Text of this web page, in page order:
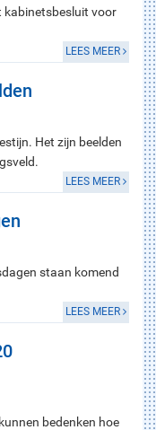
kabinetsbesluit voor
LEES MEER
Het zijn beelden
LEES MEER
staan komend
LEES MEER
bedenken hoe